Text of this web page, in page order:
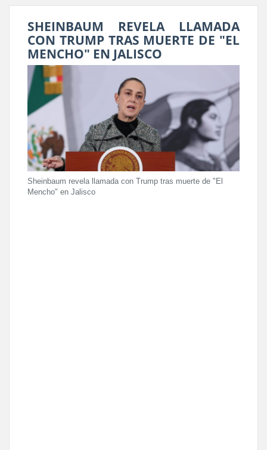
SHEINBAUM REVELA LLAMADA
CON TRUMP TRAS MUERTE DE "EL
MENCHO" EN JALISCO
Sheinbaum revela llamada con Trump tras muerte de "El
Mencho" en Jalisco